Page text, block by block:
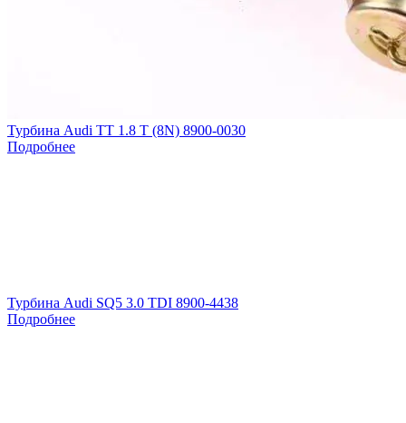
Турбина Audi TT 1.8 T (8N) 8900-0030
Подробнее
Турбина Audi SQ5 3.0 TDI 8900-4438
Подробнее